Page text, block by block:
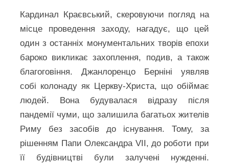
Кардинал Краєвський, скеровуючи погляд на
місце проведення заходу, нагадує, що цей
один з останніх монументальних творів епохи
бароко викликає захоплення, подив, а також
благоговіння. Джанлоренцо Берніні уявляв
собі колонаду як Церкву-Христа, що обіймає
людей. Вона будувалася відразу після
пандемії чуми, що залишила багатьох жителів
Риму без засобів до існування. Тому, за
рішенням Папи Олександра VII, до роботи при
її будівництві були залучені нужденні.